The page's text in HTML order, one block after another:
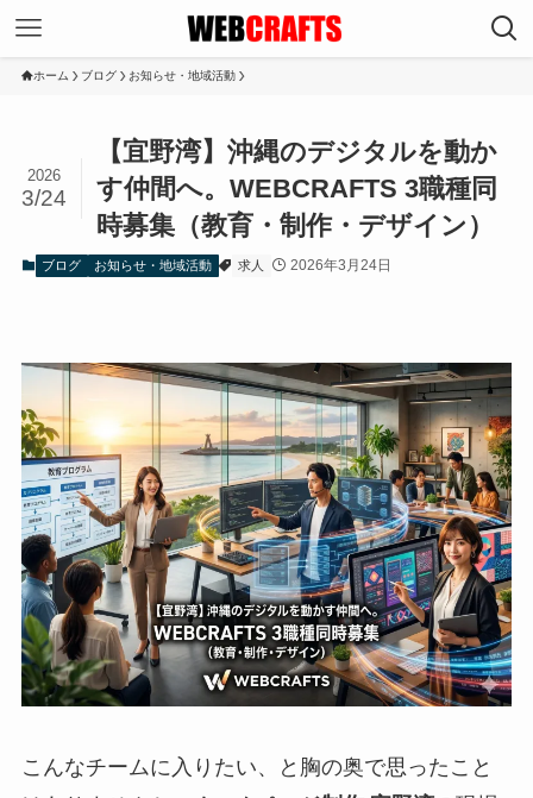
ホーム ブログ お知らせ・地域活動
【宜野湾】沖縄のデジタルを動か
す仲間へ。WEBCRAFTS 3職種同
時募集（教育・制作・デザイン）
2026
3/24
ブログ お知らせ・地域活動 求人 2026年3月24日
こんなチームに入りたい、と胸の奥で思ったこと